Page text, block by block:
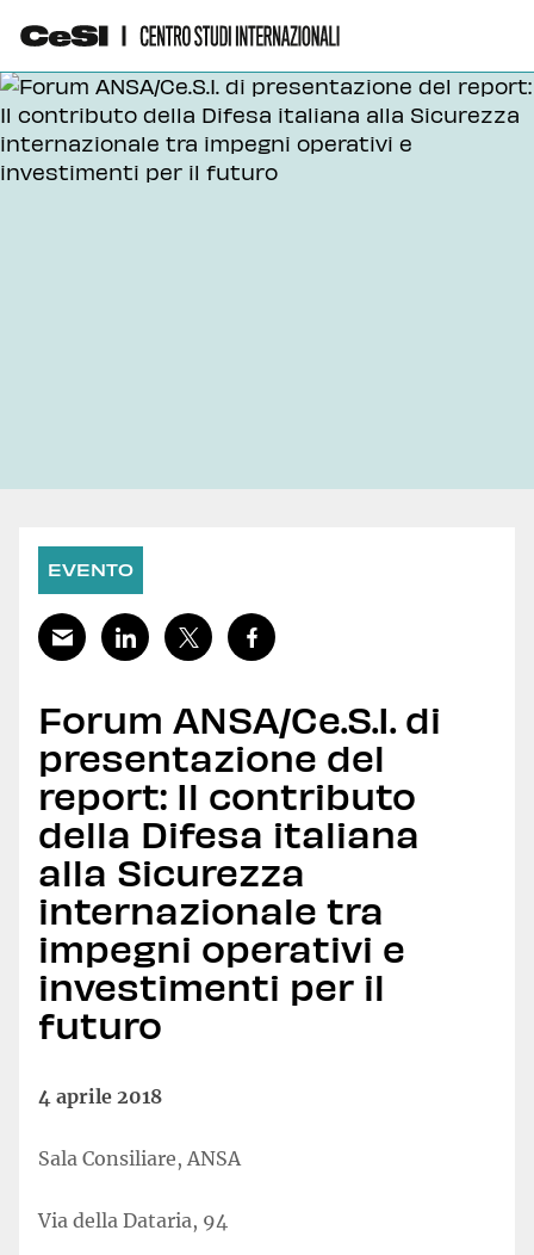
EVENTO
Forum ANSA/Ce.S.I. di
presentazione del
report: Il contributo
della Difesa italiana
alla Sicurezza
internazionale tra
impegni operativi e
investimenti per il
futuro
4 aprile 2018
Sala Consiliare, ANSA
Via della Dataria, 94